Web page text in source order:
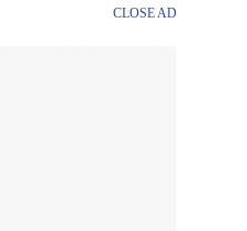
CLOSE AD